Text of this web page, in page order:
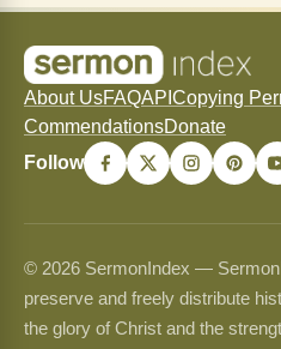
About UsFAQAPI Copying
CommendationsDonate
Follow
© 2026 SermonIndex —
preserve and freely distribute
the glory of Christ and the